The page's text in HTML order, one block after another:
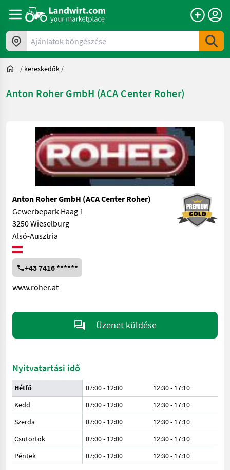
Ajánlatok böngészése
/ kereskedők /
Anton Roher GmbH (ACA Center Roher)
Anton Roher GmbH (ACA Center Roher)
Gewerbepark Haag 1
3250 Wieselburg
Alsó-Ausztria
+43 7416 ******
www.roher.at
Üzenet küldése
Nyitvatartási idő
Hétfő 07:00 - 12:00
12:30 - 17:10
Kedd
07:00 - 12:00
12:30 - 17:10
Szerda
07:00 - 12:00
12:30 - 17:10
Csütörtök
07:00 - 12:00
12:30 - 17:10
Péntek
07:00 - 12:00 12:30 - 17:10